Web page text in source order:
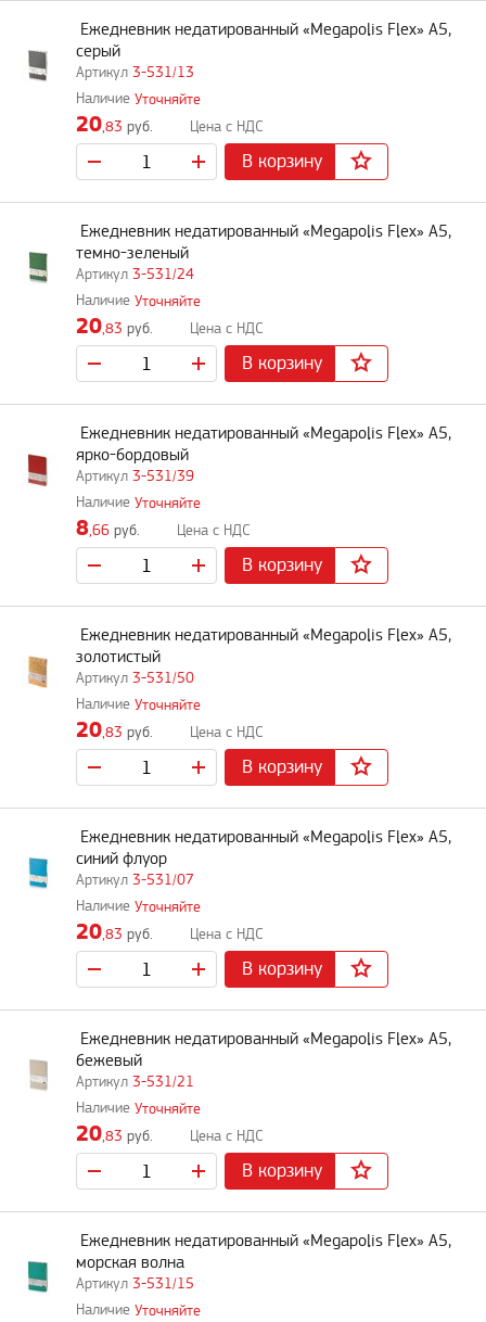
3-531/13
Ежедневник недатированный «Megapolis Flex» А5,
серый
Уточняйте
20,83 руб.
В корзину
3-531/24
Ежедневник недатированный «Megapolis Flex» А5,
темно-зеленый
Уточняйте
20,83 руб.
В корзину
3-531/39
Ежедневник недатированный «Megapolis Flex» А5,
ярко-бордовый
Уточняйте
8,66 руб.
В корзину
3-531/50
Ежедневник недатированный «Megapolis Flex» А5,
золотистый
Уточняйте
20,83 руб.
В корзину
3-531/07
Ежедневник недатированный «Megapolis Flex» А5,
синий флуор
Уточняйте
20,83 руб.
В корзину
3-531/21
Ежедневник недатированный «Megapolis Flex» А5,
бежевый
Уточняйте
20,83 руб.
В корзину
3-531/15
Ежедневник недатированный «Megapolis Flex» А5,
морская волна
Уточняйте